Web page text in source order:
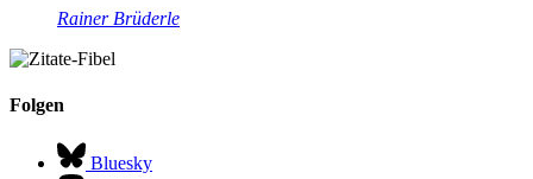
Rainer Brüderle
Folgen
Bluesky